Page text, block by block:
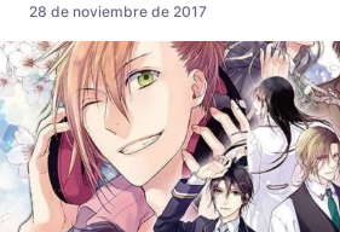
28 de noviembre de 2017